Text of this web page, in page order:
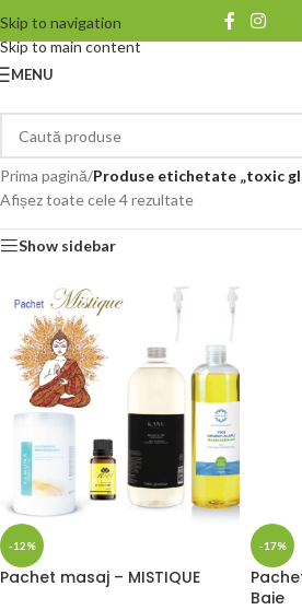
Skip to navigation
Skip to main content
MENU
Prima pagină/Produse etichetate „toxic
Afișez toate cele 4 rezultate
Show sidebar
-12%
Pachet masaj – MISTIQUE
-17%
Baie